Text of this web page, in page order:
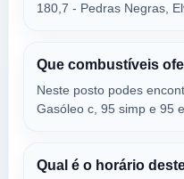
Lugar Das Terras Da Aldeia,
SANTA EULÁLIA,
7350-123
P57 -
180,7 - Pedras Negras,
Que combustíveis
Neste posto podes
Gasóleo c, 95 simp e 95
Qual é o horário